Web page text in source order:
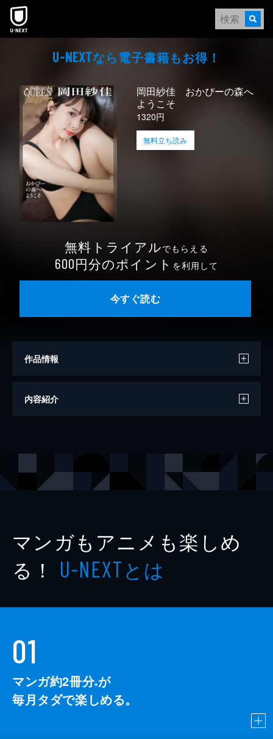
本文へスキップ
U-NEXTなら電⼦書籍もお得！
岡田紗佳 おかぴーの森へ
ようこそ
1320円
無料立ち読み
無料トライアルでもらえる
600円分のポイント を利用して
今すぐ読む
作品情報
撮影
内容紹介
マンガもアニメも楽しめ
る！ U-NEXTとは
01
マンガ約2冊分※が
毎月タダで楽しめる。